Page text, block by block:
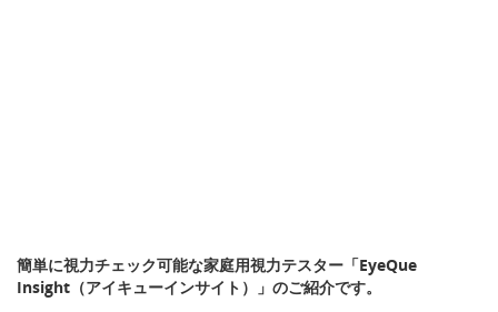
簡単に視力チェック可能な家庭用視力テスター「EyeQue
Insight（アイキューインサイト）」のご紹介です。